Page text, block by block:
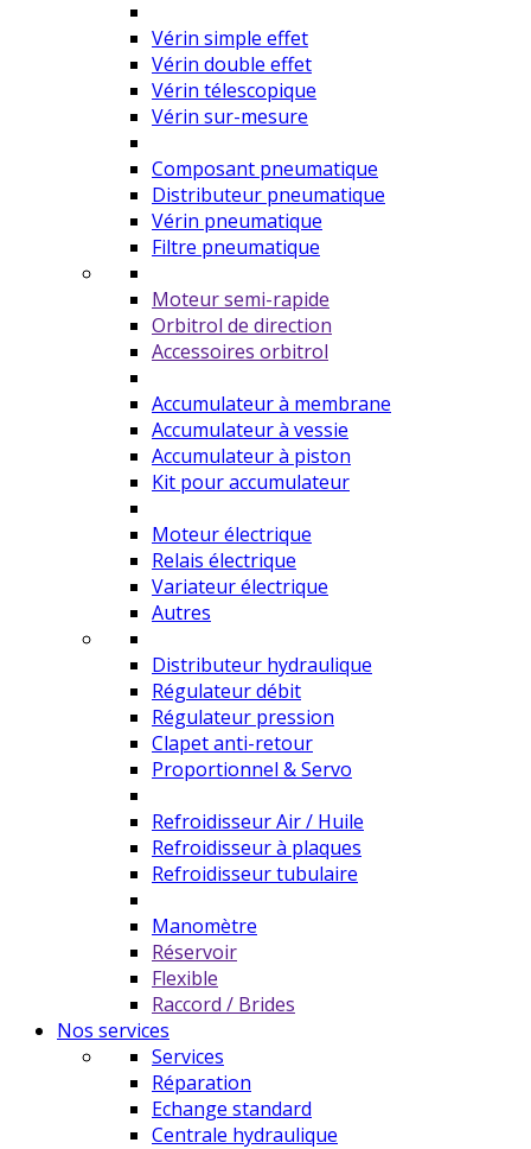
Vérin simple effet
Vérin double effet
Vérin télescopique
Vérin sur-mesure
Composant pneumatique
Distributeur pneumatique
Vérin pneumatique
Filtre pneumatique
Moteur semi-rapide
Orbitrol de direction
Accessoires orbitrol
Accumulateur à membrane
Accumulateur à vessie
Accumulateur à piston
Kit pour accumulateur
Moteur électrique
Relais électrique
Variateur électrique
Autres
Distributeur hydraulique
Régulateur débit
Régulateur pression
Clapet anti-retour
Proportionnel & Servo
Refroidisseur Air / Huile
Refroidisseur à plaques
Refroidisseur tubulaire
Manomètre
Réservoir
Flexible
Raccord / Brides
Nos services
Services
Réparation
Echange standard
Centrale hydraulique